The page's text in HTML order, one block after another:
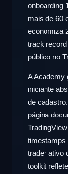
onboarding
mais de 60
economiza
track
público no
A Academy
iniciante
de
página
timestamps
trader ativo
toolkit